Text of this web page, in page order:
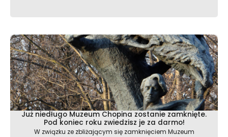
Już niedługo Muzeum Chopina zostanie zamknięte.
Pod koniec roku zwiedzisz je za darmo!
W związku ze zbliżającym się zamknięciem Muzeum